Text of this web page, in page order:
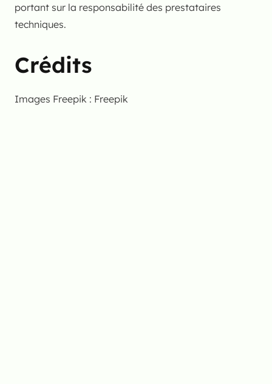
portant sur la responsabilité des prestataires
techniques.
Crédits
Images Freepik : Freepik